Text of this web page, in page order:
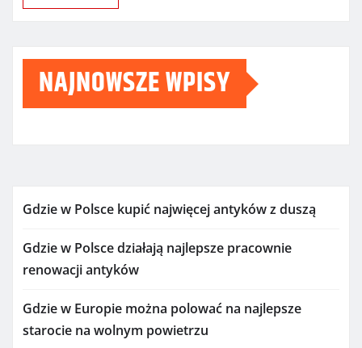
NAJNOWSZE WPISY
Gdzie w Polsce kupić najwięcej antyków z duszą
Gdzie w Polsce działają najlepsze pracownie
renowacji antyków
Gdzie w Europie można polować na najlepsze
starocie na wolnym powietrzu